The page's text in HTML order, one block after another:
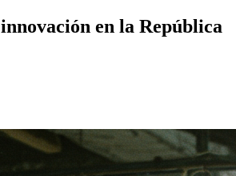
en la República